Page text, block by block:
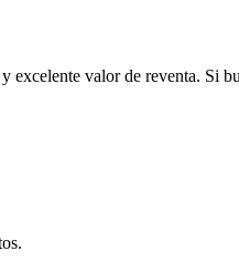
valor de reventa. Si